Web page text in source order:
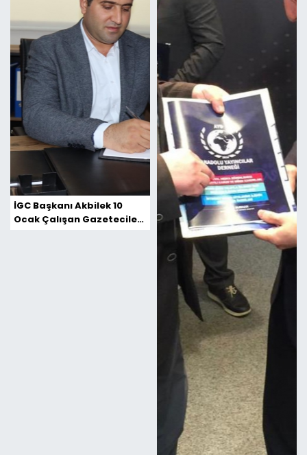
İGC Başkanı Akbilek 10
Ocak Çalışan Gazeteciler